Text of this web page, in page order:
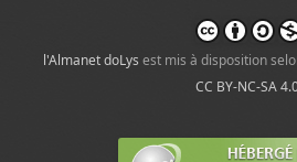
l'Almanet doLys est mis à disposition
CC BY-NC-SA